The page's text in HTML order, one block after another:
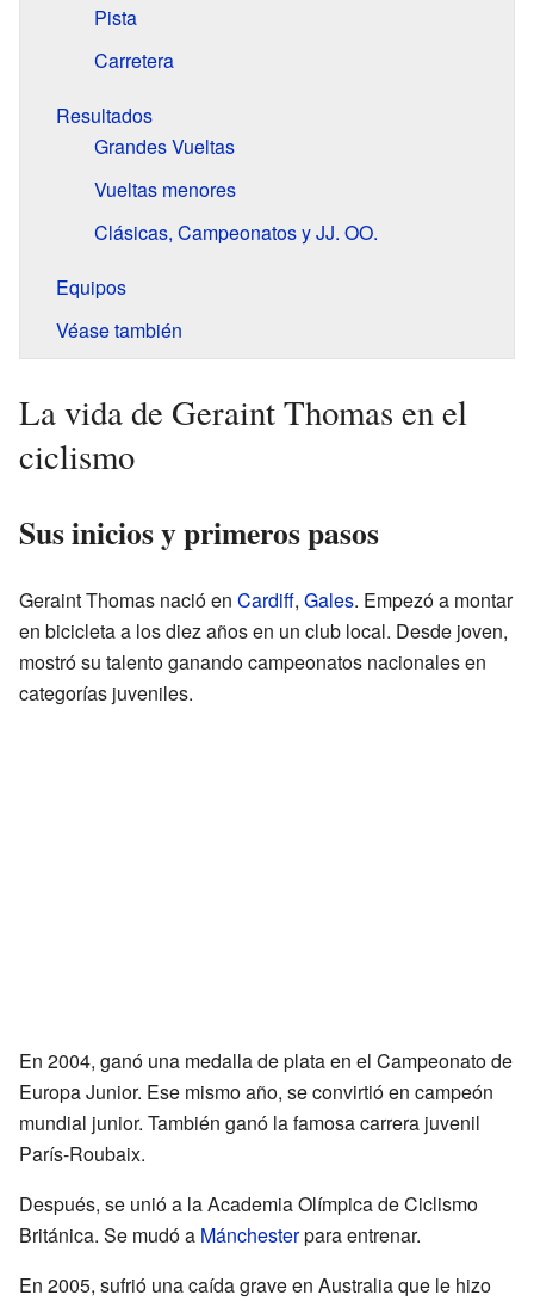
Pista
Carretera
Resultados
Grandes Vueltas
Vueltas menores
Clásicas, Campeonatos y JJ. OO.
Equipos
Véase también
La vida de Geraint Thomas en el
ciclismo
Sus inicios y primeros pasos
Geraint Thomas nació en Cardiff, Gales. Empezó a montar
en bicicleta a los diez años en un club local. Desde joven,
mostró su talento ganando campeonatos nacionales en
categorías juveniles.
En 2004, ganó una medalla de plata en el Campeonato de
Europa Junior. Ese mismo año, se convirtió en campeón
mundial junior. También ganó la famosa carrera juvenil
París-Roubaix.
Después, se unió a la Academia Olímpica de Ciclismo
Británica. Se mudó a Mánchesterpara entrenar.
En 2005, sufrió una caída grave en Australia que le hizo